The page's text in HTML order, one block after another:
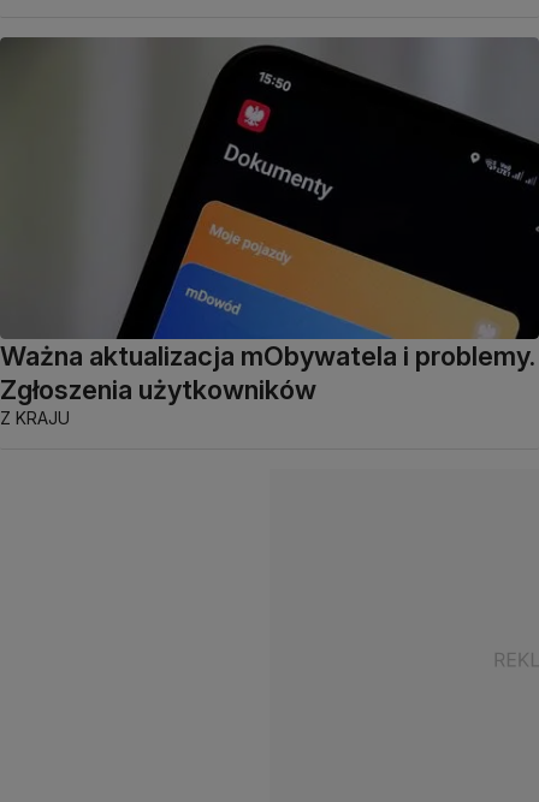
Ważna aktualizacja mObywatela i problemy.
Zgłoszenia użytkowników
Z KRAJU